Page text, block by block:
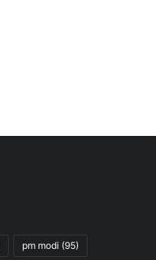
pm modi (95)